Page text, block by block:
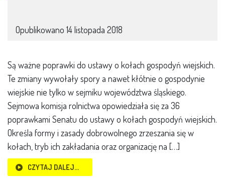
Opublikowano 14 listopada 2018
Są ważne poprawki do ustawy o kołach gospodyń wiejskich.
Te zmiany wywołały spory a nawet kłótnie o gospodynie
wiejskie nie tylko w sejmiku województwa śląskiego.
Sejmowa komisja rolnictwa opowiedziała się za 36
poprawkami Senatu do ustawy o kołach gospodyń wiejskich.
Określa formy i zasady dobrowolnego zrzeszania się w
kołach, tryb ich zakładania oraz organizację na […]
CZYTAJ DALEJ…